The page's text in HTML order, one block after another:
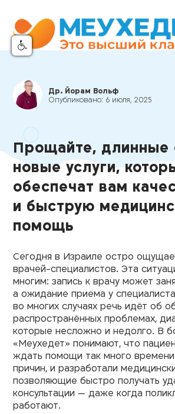
Др. Йорам Вольф
Опубликовано: 6 июля, 2025
Прощайте, длинные
новые услуги,
обеспечат вам
и быструю
помощь
Сегодня в Израиле остро
врачей-специалистов. Эта
многим: запись к врачу может
а ожидание приема у
во многих случаях речь идёт об
распространённых проблемах,
которые несложно и недолго. В
«Меухедет» понимают, что
ждать помощи так много
причин, и разработали
позволяющие быстро получать
консультации — даже когда
работают.